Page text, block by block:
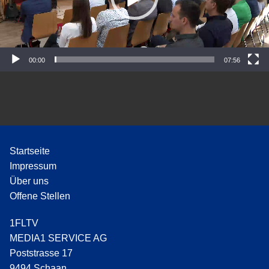
P
a
00:00 07:56
Startseite
Impressum
Über uns
Offene Stellen
1FLTV
MEDIA1 SERVICE AG
Poststrasse 17